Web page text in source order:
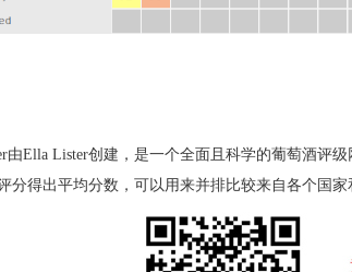
Ella Lister创建，是一个全面且科学的葡萄酒评级
分得出平均分数，可以用来并排比较来自各个国家